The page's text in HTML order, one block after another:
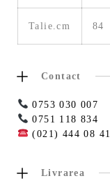
Talie.cm 84
Contact
0753 030 007
0751 118 834
(021) 444 08 41
Livrarea